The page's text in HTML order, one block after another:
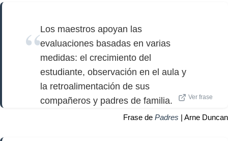
Los maestros apoyan las
evaluaciones basadas en varias
medidas: el crecimiento del
estudiante, observación en el aula y
la retroalimentación de sus
compañeros y padres de familia.
Ver frase
Frase de Padres | Arne Duncan